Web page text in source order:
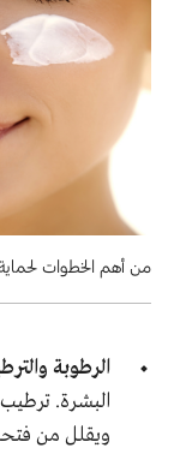
من أهم الخطوات
الرطوبة
البشرة.
ويقلل من